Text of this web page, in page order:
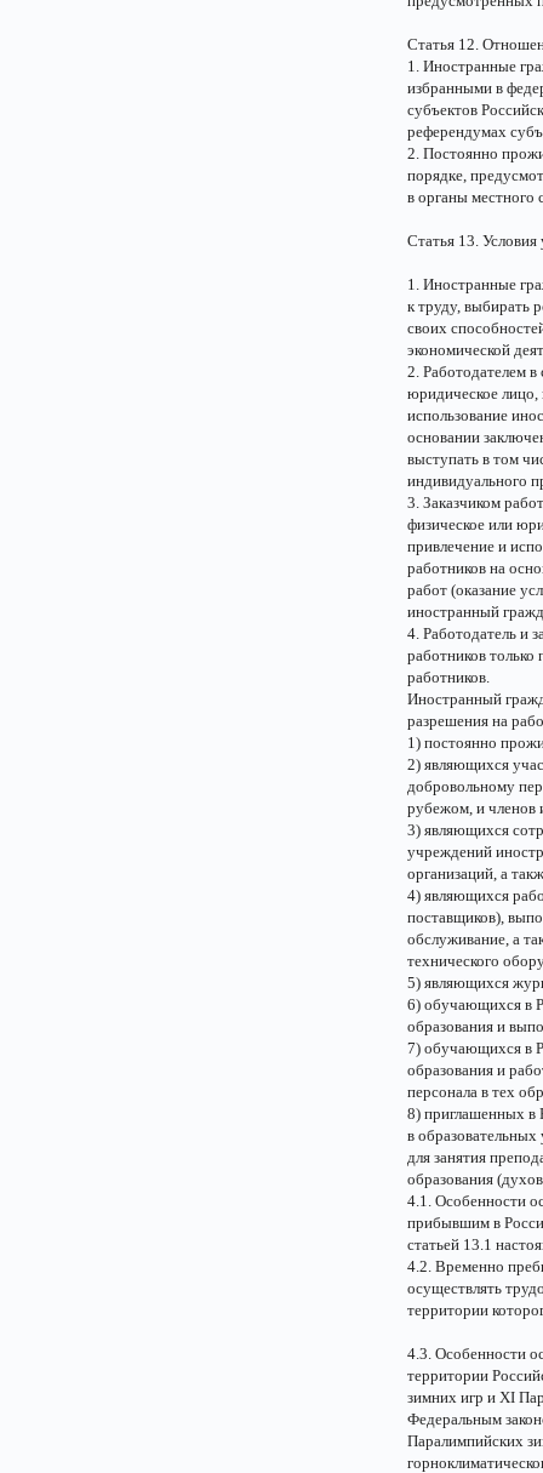
Статья 12.
1. Иностранные
избранными в
субъектов
референдумах
2. Постоянно
порядке,
в органы местного
Статья 13.
1. Иностранные
к труду, выбирать
своих
экономической
2. Работодателем
юридическое лицо,
использование
основании
выступать в том
индивидуального
3. Заказчиком
физическое или
привлечение и
работников на
работ (оказание
иностранный
4. Работодатель и
работников
работников.
Иностранный
разрешения на
1) постоянно
2) являющихся
добровольному
рубежом, и членов
3) являющихся
учреждений
организаций, а
4) являющихся
поставщиков),
обслуживание, а
технического
5) являющихся
6) обучающихся в
образования и
7) обучающихся в
образования и
персонала в тех
8) приглашенных в
в
для занятия
образования
4.1. Особенности
прибывшим в
статьей 13.1
4.2. Временно
осуществлять
территории
4.3. Особенности
территории
зимних игр и XI
Федеральным
Паралимпийских